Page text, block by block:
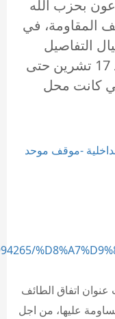
عون بحزب الله
المقاومة، في
التفاصيل
الداخلية التي فرضتها الوقائع منذ 17 تشرين حتى
كانت محل
-موقف موحد
اتفاق الطائف
عليها، من اجل